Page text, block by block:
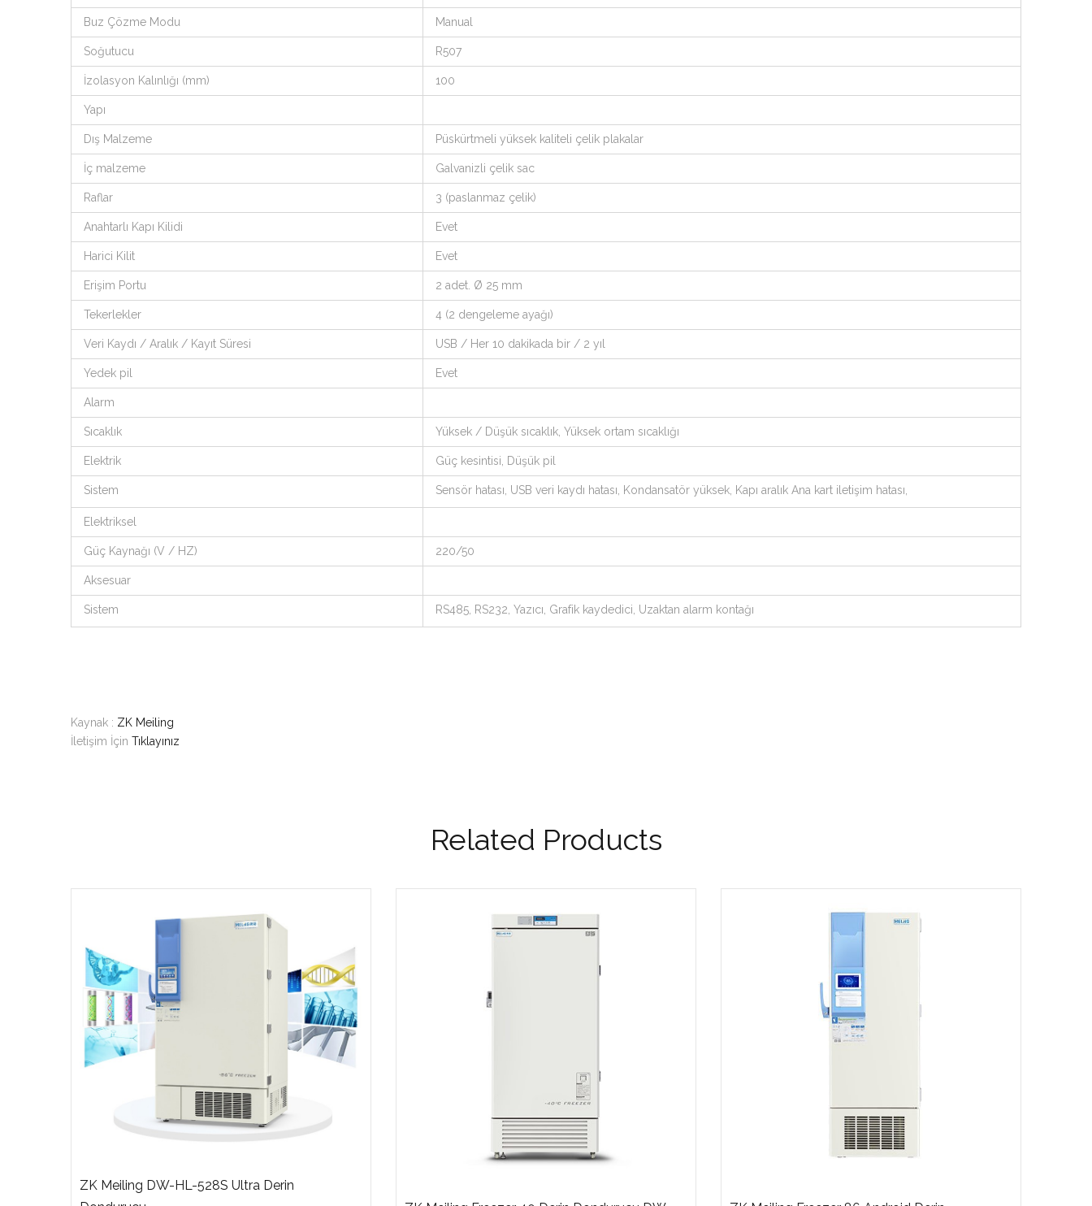
Buz Çözme Modu Manual
Soğutucu R507
İzolasyon Kalınlığı (mm) 100
Yapı
Dış Malzeme Püskürtmeli yüksek kaliteli çelik plakalar
İç malzeme Galvanizli çelik sac
Raflar 3 (paslanmaz çelik)
Anahtarlı Kapı Kilidi Evet
Harici Kilit Evet
Erişim Portu 2 adet. Ø 25 mm
Tekerlekler 4 (2 dengeleme ayağı)
Veri Kaydı / Aralık / Kayıt Süresi USB / Her 10 dakikada bir / 2 yıl
Yedek pil Evet
Alarm
Sıcaklık Yüksek / Düşük sıcaklık, Yüksek ortam sıcaklığı
Elektrik Güç kesintisi, Düşük pil
Sistem Sensör hatası, USB veri kaydı hatası, Kondansatör yüksek, Kapı aralık Ana kart iletişim hatası,
Elektriksel
Güç Kaynağı (V / HZ) 220/50
Aksesuar
Sistem RS485, RS232, Yazıcı, Grafik kaydedici, Uzaktan alarm kontağı
Kaynak : ZK Meiling
İletişim İçin Tıklayınız
Related Products
ZK Meiling DW-HL-528S Ultra Derin